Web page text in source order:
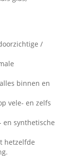
/
binnen en
vele- en zelfs
en synthetische
hetzelfde